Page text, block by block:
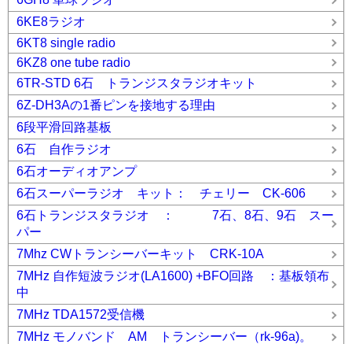
6KE8ラジオ
6KT8 single radio
6KZ8 one tube radio
6TR-STD 6石 トランジスタラジオキット
6Z-DH3Aの1番ピンを接地する理由
6段平滑回路基板
6石 自作ラジオ
6石オーディオアンプ
6石スーパーラジオ キット： チェリー CK-606
6石トランジスタラジオ ： 7石、8石、9石 スー
パー
7Mhz CWトランシーバーキット CRK-10A
7MHz 自作短波ラジオ(LA1600) +BFO回路 ：基板領布
中
7MHz TDA1572受信機
7MHz モノバンド AM トランシーバー（rk-96a)。